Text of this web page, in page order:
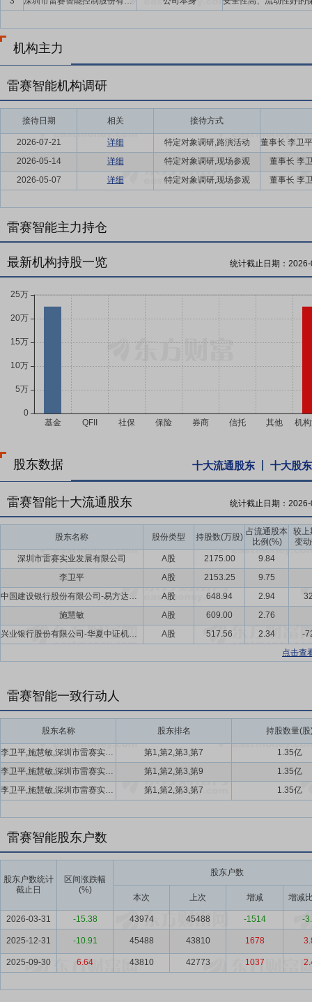
机构主力
雷赛智能机构调研
接待日期 相关 接待方式
2026-07-21 详细
特定对象调研,路演活动
2026-05-14
详细 特定对象调研,现场参观
董事长 李
2026-05-07
详细 特定对象调研,现场参观 董事长 李
雷赛智能主力持仓
最新机构持股一览 统计截止日期：
股东数据 十大流通股东 十大股东
雷赛智能十大流通股东 统计截止日期：
股东名称 股份类型 持股数(万股)
占流通股本
比例(%)
较上
变
深圳市雷赛实业发展有限公司
A股 2175.00
9.84
李卫平
A股 2153.25
9.75
中国建设银行股份有限公司-易方达国证机器人产业交易型开放式指数证券投资基金
A股 648.94 2.94
施慧敏
A股 609.00
2.76
兴业银行股份有限公司-华夏中证机器人交易型开放式指数证券投资基金
A股 517.56 2.34
-
点击查
雷赛智能一致行动人
股东名称 股东排名 持股数量(股
李卫平,施慧敏,深圳市雷赛实业发展有限公司,李卫星 第1,第2,第3,第7
1.35亿
李卫平,施慧敏,深圳市雷赛实业发展有限公司,李卫星
第1,第2,第3,第9
1.35亿
李卫平,施慧敏,深圳市雷赛实业发展有限公司,李卫星
第1,第2,第3,第7 1.35亿
雷赛智能股东户数
股东户数统计
截止日
区间涨跌幅
(%)
股东户数
本次 上次 增减 增减
2026-03-31 -15.38 43974 45488 -1514 -
2025-12-31 -10.91 45488 43810 1678
2025-09-30 6.64 43810 42773 1037